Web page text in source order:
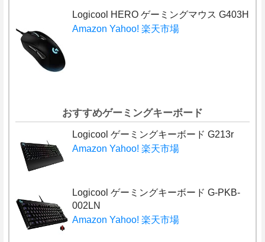
Logicool HERO ゲーミングマウス G403H
Amazon Yahoo! 楽天市場
おすすめゲーミングキーボード
Logicool ゲーミングキーボード G213r
Amazon Yahoo! 楽天市場
Logicool ゲーミングキーボード G-PKB-
002LN
Amazon Yahoo! 楽天市場